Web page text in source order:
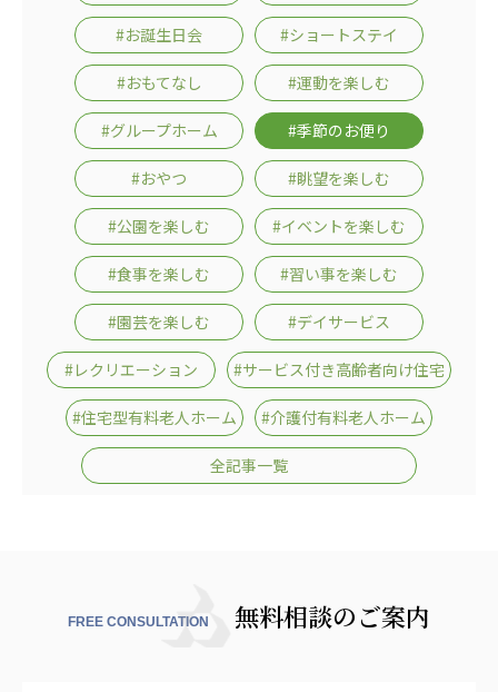
#お誕生日会 #ショートステイ
#おもてなし #運動を楽しむ
#グループホーム #季節のお便り
#おやつ #眺望を楽しむ
#公園を楽しむ #イベントを楽しむ
#食事を楽しむ #習い事を楽しむ
#園芸を楽しむ #デイサービス
#レクリエーション #サービス付き高齢者向け住宅
#住宅型有料老人ホーム #介護付有料老人ホーム
全記事一覧
FREE CONSULTATION 無料相談のご案内